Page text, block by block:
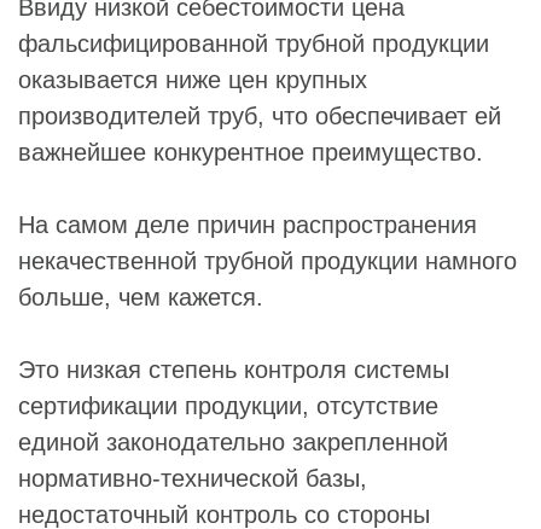
Ввиду низкой себестоимости цена
фальсифицированной трубной продукции
оказывается ниже цен крупных
производителей труб, что обеспечивает ей
важнейшее конкурентное преимущество.
На самом деле причин распространения
некачественной трубной продукции намного
больше, чем кажется.
Это низкая степень контроля системы
сертификации продукции, отсутствие
единой законодательно закрепленной
нормативно-технической базы,
недостаточный контроль со стороны